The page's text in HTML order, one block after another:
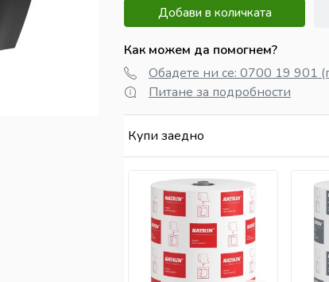
Добави в количката
Как можем да помогнем?
Обадете ни се: 0700 19 901
Питане за подробности
Купи заедно